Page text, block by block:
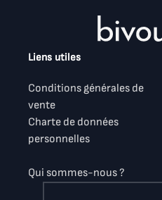
Liens utiles
Conditions générales de
vente
Charte de données
personnelles
Qui sommes-nous ?